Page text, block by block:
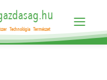
Technológia Természet